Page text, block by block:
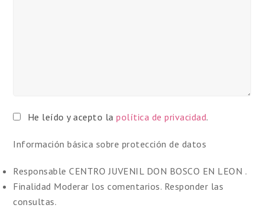
He leído y acepto lapolítica de privacidad.
Información básica sobre protección de datos
Responsable CENTRO JUVENIL DON BOSCO EN LEON .
Finalidad Moderar los comentarios. Responder las
consultas.